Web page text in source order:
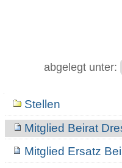
abgelegt unter:
Navigation
Stellen
Mitglied Beirat
Mitglied Ersatz